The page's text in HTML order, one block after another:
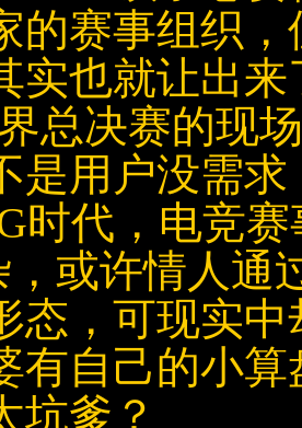
的赛事组织
实也就让出
总决赛的现
是用户没需
时代，电竞
，或许情人通
态，可现实
有自己的小
坑爹？